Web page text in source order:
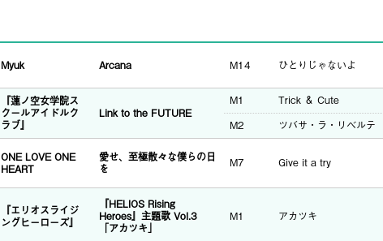
Myuk Arcana M14 ひとりじゃないよ
『蓮ノ空女学院ス
クールアイドルク
ラブ』
Link to the FUTURE
M1 Trick ＆ Cute
M2
ツバサ・ラ・リベルテ
ONE LOVE ONE
HEART
愛せ、至極散々な僕らの日
を
M7 Give it a try
『エリオスライジ
ングヒーローズ』
『HELIOS Rising
Heroes』主題歌 Vol.3
「アカツキ」
M1 アカツキ